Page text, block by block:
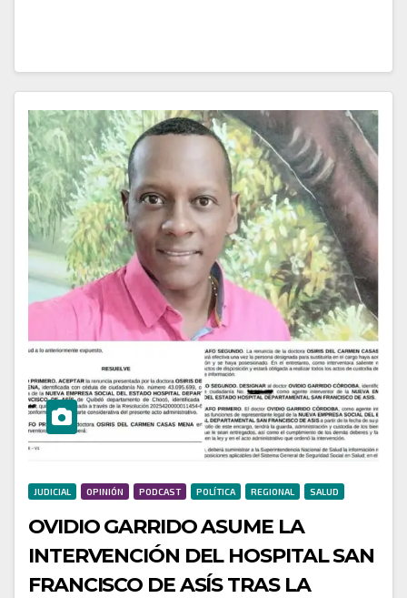
JUDICIAL OPINIÓN PODCAST POLÍTICA REGIONAL SALUD
OVIDIO GARRIDO ASUME LA
INTERVENCIÓN DEL HOSPITAL SAN
FRANCISCO DE ASÍS TRAS LA